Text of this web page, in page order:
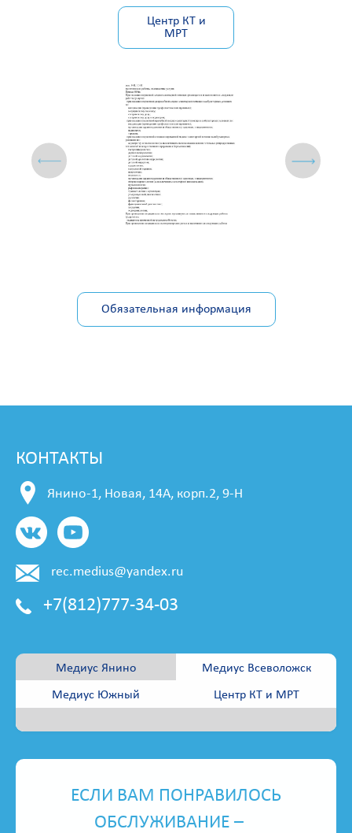
Центр КТ и
МРТ
Обязательная информация
КОНТАКТЫ
Янино-1, Новая, 14А, корп.2, 9-Н
rec.medius@yandex.ru
+7(812)777-34-03
Медиус Янино Медиус Всеволожск
Медиус Южный Центр КТ и МРТ
ЕСЛИ ВАМ ПОНРАВИЛОСЬ
ОБСЛУЖИВАНИЕ –